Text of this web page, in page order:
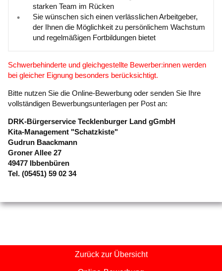
starken Team im Rücken
Sie wünschen sich einen verlässlichen Arbeitgeber,
der Ihnen die Möglichkeit zu persönlichem Wachstum
und regelmäßigen Fortbildungen bietet
Schwerbehinderte und gleichgestellte Bewerber:innen werden
bei gleicher Eignung besonders berücksichtigt.
Bitte nutzen Sie die Online-Bewerbung oder senden Sie Ihre
vollständigen Bewerbungsunterlagen per Post an:
DRK-Bürgerservice Tecklenburger Land gGmbH
Kita-Management "Schatzkiste"
Gudrun Baackmann
Groner Allee 27
49477 Ibbenbüren
Tel. (05451) 59 02 34
Zurück zur Übersicht